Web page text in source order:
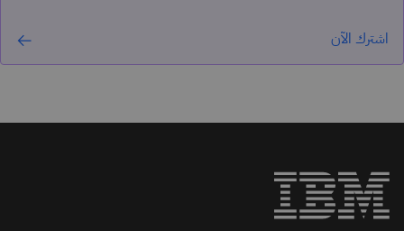
اشترك الآن